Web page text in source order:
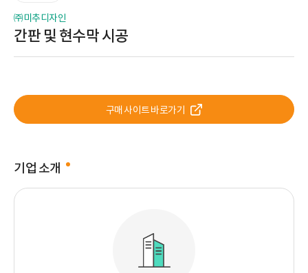
㈜미추디자인
간판 및 현수막 시공
구매 사이트 바로가기
기업 소개